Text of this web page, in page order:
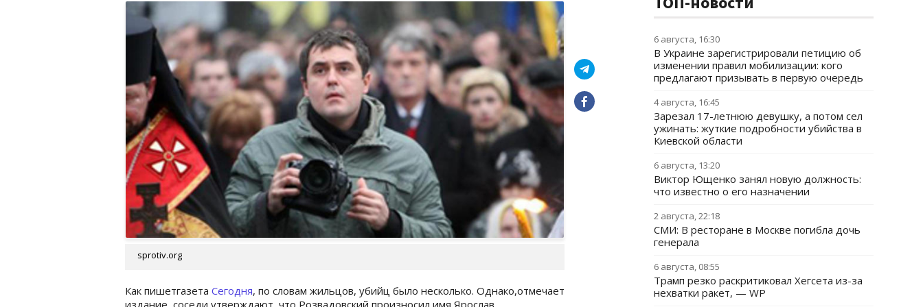
sprotiv.org
Как пишетгазета Сегодня, по словам жильцов, убийц было несколько. Однако,отмечает
издание, соседи утверждают, что Розвадовский произносил имя Ярослав.
6 августа, 16:30
В Украине зарегистрировали петицию об
изменении правил мобилизации: кого
предлагают призывать в первую очередь
4 августа, 16:45
Зарезал 17-летнюю девушку, а потом сел
ужинать: жуткие подробности убийства в
Киевской области
6 августа, 13:20
Виктор Ющенко занял новую должность:
что известно о его назначении
2 августа, 22:18
СМИ: В ресторане в Москве погибла дочь
генерала
6 августа, 08:55
Трамп резко раскритиковал Хегсета из-за
нехватки ракет, — WP